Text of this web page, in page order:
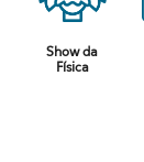
Show da
Física